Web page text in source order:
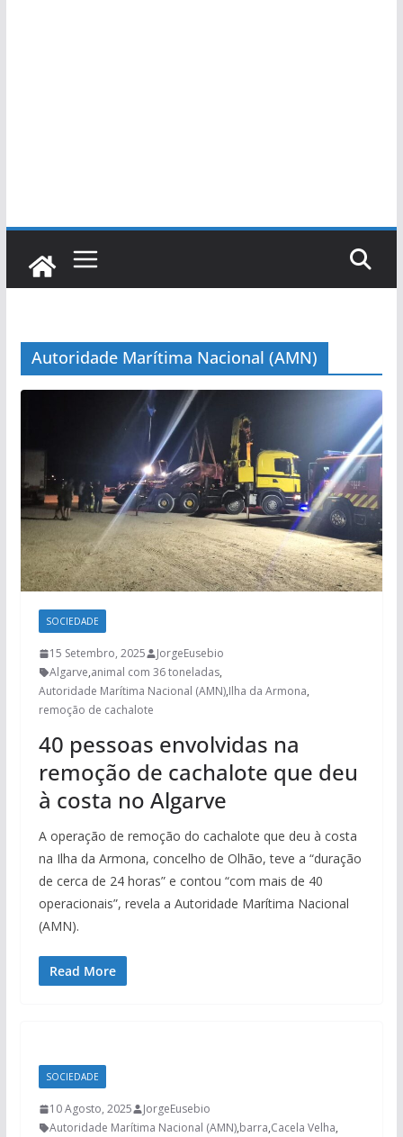
Autoridade Marítima Nacional (AMN)
SOCIEDADE
15 Setembro, 2025
JorgeEusebio
Algarve,animal com 36 toneladas,
Autoridade Marítima Nacional (AMN),Ilha da Armona,
remoção de cachalote
40 pessoas envolvidas na
remoção de cachalote que deu
à costa no Algarve
A operação de remoção do cachalote que deu à costa
na Ilha da Armona, concelho de Olhão, teve a “duração
de cerca de 24 horas” e contou “com mais de 40
operacionais”, revela a Autoridade Marítima Nacional
(AMN).
Read More
SOCIEDADE
10 Agosto, 2025
JorgeEusebio
Autoridade Marítima Nacional (AMN),barra,Cacela Velha,